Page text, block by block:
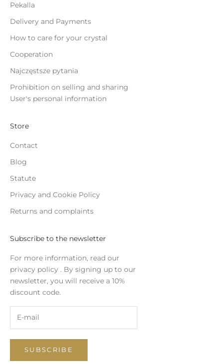
Pekalla
Delivery and Payments
How to care for your crystal
Cooperation
Najczęstsze pytania
Prohibition on selling and sharing
User's personal information
Store
Contact
Blog
Statute
Privacy and Cookie Policy
Returns and complaints
Subscribe to the newsletter
For more information, read our
privacy policy . By signing up to our
newsletter, you will receive a 10%
discount code.
SUBSCRIBE